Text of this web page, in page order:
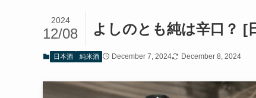
よしのとも純は辛口？ [
2024
12/08
日本酒 純米酒 December 7, 2024 December 8, 2024